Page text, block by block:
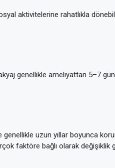
aktivitelerine rahatlıkla
genellikle ameliyattan 5–7
uzun yıllar boyunca
faktöre bağlı olarak